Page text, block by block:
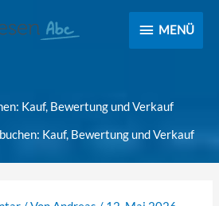
MENÜ
MENÜ
Kauf, Bewertung und Verkauf
Kauf, Bewertung und Verkauf